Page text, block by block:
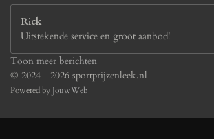
Rick
Uitstekende service en groot aanbod!
Toon meer berichten
© 2024 - 2026 sportprijzenleek.nl
Powered by JouwWeb